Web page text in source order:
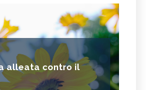
alleata contro il